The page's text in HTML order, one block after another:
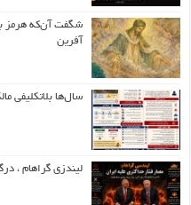
شگفت آن‌که هرمز
آفرین
سال‌ها بلاتکلیفی
لیندزی گراهام ،